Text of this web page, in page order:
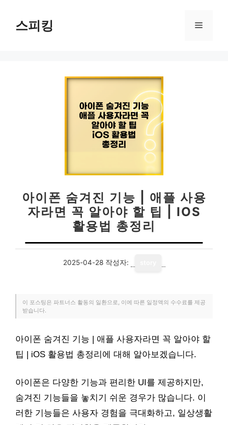
스피킹 메
아이폰 숨겨진 기능 | 애플 사용
자라면 꼭 알아야 할 팁 | IOS
활용법 총정리
2025-04-28 작성자:
이 포스팅은 파트너스 활동의 일환으로, 이에 따른 일정액의 수수료를 제공
받습니다.
아이폰 숨겨진 기능 | 애플 사용자라면 꼭 알아야 할
팁 | iOS 활용법 총정리에 대해 알아보겠습니다.
아이폰은 다양한 기능과 편리한 UI를 제공하지만,
숨겨진 기능들을 놓치기 쉬운 경우가 많습니다. 이
러한 기능들은 사용자 경험을 극대화하고, 일상생활